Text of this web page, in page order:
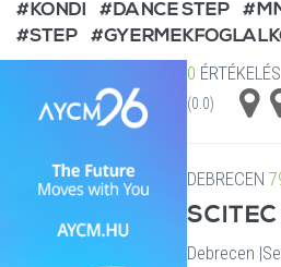
#KONDI #DANCE STEP
#STEP
0 ÉRTÉKELÉS
(0.0)
DEBRECEN
SCITEC
Debrecen |